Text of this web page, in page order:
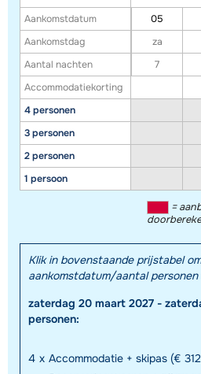
Aankomstdatum
Aankomstdag
Aantal nachten
Accommodatiekorting
4 personen
3 personen
2 personen
1 persoon
05
za
7
=
Klik in bovenstaande prijstabel om
aankomstdatum/aantal
zaterdag 20 maart 2027 -
personen:
4 x Accommodatie + skipas (€